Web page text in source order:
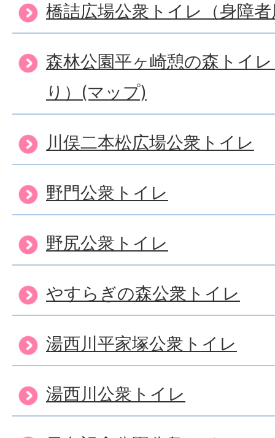
橋詰広場公衆トイレ（身障
森林公園平ヶ崎憩の森トイ
り）(マップ)
川俣二本松広場公衆トイレ
野門公衆トイレ
野尻公衆トイレ
やすらぎの森公衆トイレ
湯西川平家塚公衆トイレ
湯西川公衆トイレ